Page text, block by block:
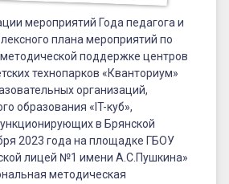
мероприятий Года педагога и
плана мероприятий по
поддержке центров
технопарков «Кванториум»
организаций,
образования «IT-куб»,
в Брянской
2023 года на площадке ГБОУ
лицей №1 имени А.С.Пушкина»
методическая